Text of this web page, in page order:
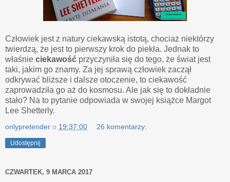
Człowiek jest z natury ciekawską istotą, chociaż niektórzy
twierdzą, że jest to pierwszy krok do piekła. Jednak to
właśnie ciekawość przyczyniła się do tego, że świat jest
taki, jakim go znamy. Za jej sprawą człowiek zaczął
odkrywać bliższe i dalsze otoczenie, to ciekawość
zaprowadziła go aż do kosmosu. Ale jak się to dokładnie
stało? Na to pytanie odpowiada w swojej książce Margot
Lee Shetterly.
onlypretender o 19:37:00 26 komentarzy:
Udostępnij
CZWARTEK, 9 MARCA 2017